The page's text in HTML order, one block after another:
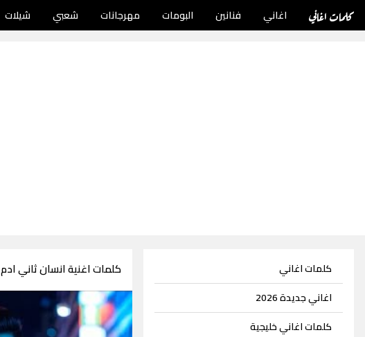
كلمات اغاني اغاني فنانين البومات مهرجانات شعبي شيلات
كلمات اغاني
اغاني جديدة 2026
كلمات اغاني خليجية
كلمات اغنية انسان ثاني ادم